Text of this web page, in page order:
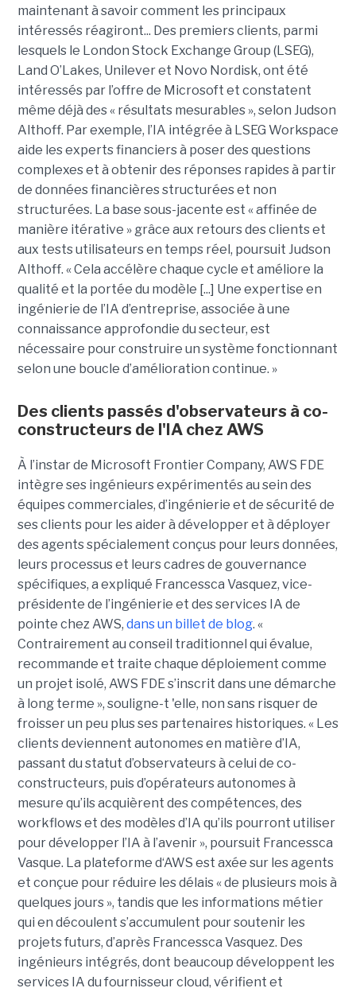
maintenant à savoir comment les principaux
intéressés réagiront... Des premiers clients, parmi
lesquels le London Stock Exchange Group (LSEG),
Land O’Lakes, Unilever et Novo Nordisk, ont été
intéressés par l’offre de Microsoft et constatent
même déjà des « résultats mesurables », selon Judson
Althoff. Par exemple, l’IA intégrée à LSEG Workspace
aide les experts financiers à poser des questions
complexes et à obtenir des réponses rapides à partir
de données financières structurées et non
structurées. La base sous-jacente est « affinée de
manière itérative » grâce aux retours des clients et
aux tests utilisateurs en temps réel, poursuit Judson
Althoff. « Cela accélère chaque cycle et améliore la
qualité et la portée du modèle [...] Une expertise en
ingénierie de l’IA d’entreprise, associée à une
connaissance approfondie du secteur, est
nécessaire pour construire un système fonctionnant
selon une boucle d’amélioration continue. »
Des clients passés d'observateurs à co-
constructeurs de l'IA chez AWS
À l’instar de Microsoft Frontier Company, AWS FDE
intègre ses ingénieurs expérimentés au sein des
équipes commerciales, d’ingénierie et de sécurité de
ses clients pour les aider à développer et à déployer
des agents spécialement conçus pour leurs données,
leurs processus et leurs cadres de gouvernance
spécifiques, a expliqué Francessca Vasquez, vice-
présidente de l’ingénierie et des services IA de
pointe chez AWS, dans un billet de blog. «
Contrairement au conseil traditionnel qui évalue,
recommande et traite chaque déploiement comme
un projet isolé, AWS FDE s’inscrit dans une démarche
à long terme », souligne-t 'elle, non sans risquer de
froisser un peu plus ses partenaires historiques. « Les
clients deviennent autonomes en matière d’IA,
passant du statut d’observateurs à celui de co-
constructeurs, puis d’opérateurs autonomes à
mesure qu’ils acquièrent des compétences, des
workflows et des modèles d’IA qu’ils pourront utiliser
pour développer l’IA à l’avenir », poursuit Francessca
Vasque. La plateforme d‘AWS est axée sur les agents
et conçue pour réduire les délais « de plusieurs mois à
quelques jours », tandis que les informations métier
qui en découlent s’accumulent pour soutenir les
projets futurs, d’après Francessca Vasquez. Des
ingénieurs intégrés, dont beaucoup développent les
services IA du fournisseur cloud, vérifient et